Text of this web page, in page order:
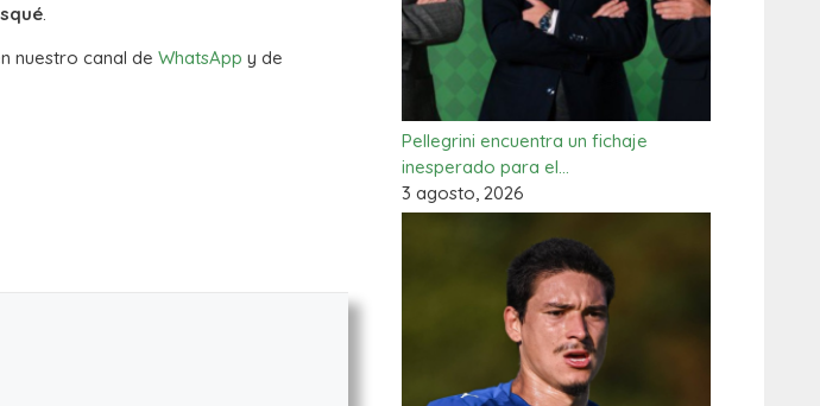
.
nuestro canal de WhatsApp y de
Pellegrini encuentra un fichaje
inesperado para el…
3 agosto, 2026